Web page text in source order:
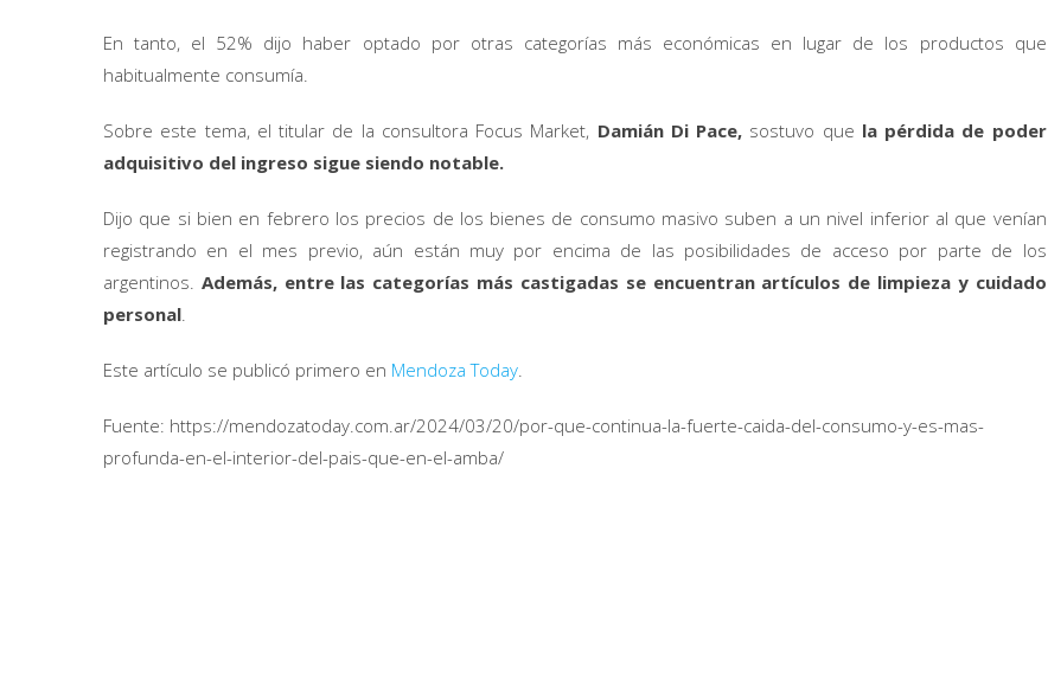
En tanto, el 52% dijo haber optado por otras categorías más económicas en lugar de los productos que
habitualmente consumía.
Sobre este tema, el titular de la consultora Focus Market, Damián Di Pace, sostuvo que la pérdida de poder
adquisitivo del ingreso sigue siendo notable.
Dijo que si bien en febrero los precios de los bienes de consumo masivo suben a un nivel inferior al que venían
registrando en el mes previo, aún están muy por encima de las posibilidades de acceso por parte de los
argentinos. Además, entre las categorías más castigadas se encuentran artículos de limpieza y cuidado
personal.
Este artículo se publicó primero en Mendoza Today.
Fuente: https://mendozatoday.com.ar/2024/03/20/por-que-continua-la-fuerte-caida-del-consumo-y-es-mas-
profunda-en-el-interior-del-pais-que-en-el-amba/